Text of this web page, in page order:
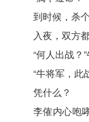
到时候，杀个
入夜，双方
“何人出战？
“牛将军，此
凭什么？
李傕内心咆